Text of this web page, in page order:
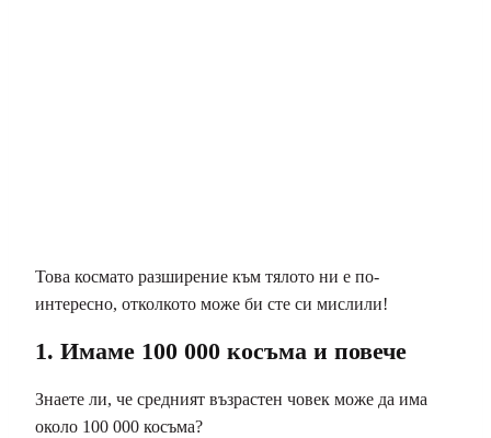
Това космато разширение към тялото ни е по-
интересно, отколкото може би сте си мислили!
1. Имаме 100 000 косъма и повече
Знаете ли, че средният възрастен човек може да има
около 100 000 косъма?